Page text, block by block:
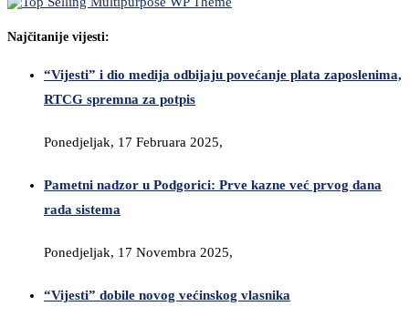
Najčitanije vijesti:
“Vijesti” i dio medija odbijaju povećanje plata zaposlenima,
RTCG spremna za potpis
Ponedjeljak, 17 Februara 2025,
Pametni nadzor u Podgorici: Prve kazne već prvog dana
rada sistema
Ponedjeljak, 17 Novembra 2025,
“Vijesti” dobile novog većinskog vlasnika